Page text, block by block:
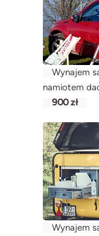
Wynajem
namiotem
900 zł
Wynajem